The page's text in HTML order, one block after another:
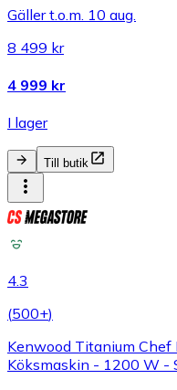
Gäller t.o.m. 10 aug.
8 499 kr
4 999 kr
I lager
Till butik
4.3
(500+)
Kenwood Titanium Chef
Köksmaskin - 1200 W -